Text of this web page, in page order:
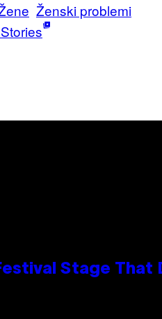
Ženski problemi
Stage That